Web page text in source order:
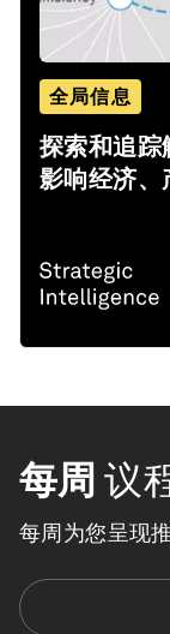
全局信息
探索和追踪
影响经济、
每周 议
每周为您呈现